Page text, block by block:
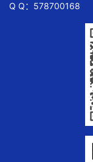
Q Q：578700168